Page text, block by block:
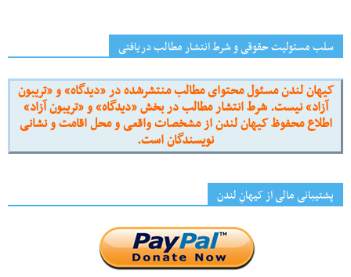
سلب مسئولیت حقوقی و شرط انتشار مطالب دریافتی
کیهان لندن مسئول محتوای مطالب منتشرشده در «دیدگاه» و «تریبون
آزاد» نیست. شرط انتشار مطالب در بخش «دیدگاه» و «تریبون آزاد»
اطلاع محفوظ کیهان لندن از مشخصات واقعی و محل اقامت و نشانی
نویسندگان است.
پشتیبانی مالی از کیهانِ لندن